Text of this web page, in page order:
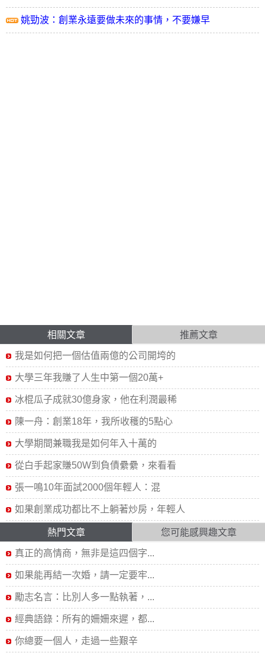
姚勁波：創業永遠要做未來的事情，不要嫌早
相關文章 推薦文章
我是如何把一個估值兩億的公司開垮的
大學三年我賺了人生中第一個20萬+
冰棍瓜子成就30億身家，他在利潤最稀
陳一舟：創業18年，我所收穫的5點心
大學期間兼職我是如何年入十萬的
從白手起家賺50W到負債纍纍，來看看
張一鳴10年面試2000個年輕人：混
如果創業成功都比不上躺著炒房，年輕人
熱門文章 您可能感興趣文章
真正的高情商，無非是這四個字...
如果能再結一次婚，請一定要牢...
勵志名言：比別人多一點執著，...
經典語錄：所有的姍姍來遲，都...
你總要一個人，走過一些艱辛